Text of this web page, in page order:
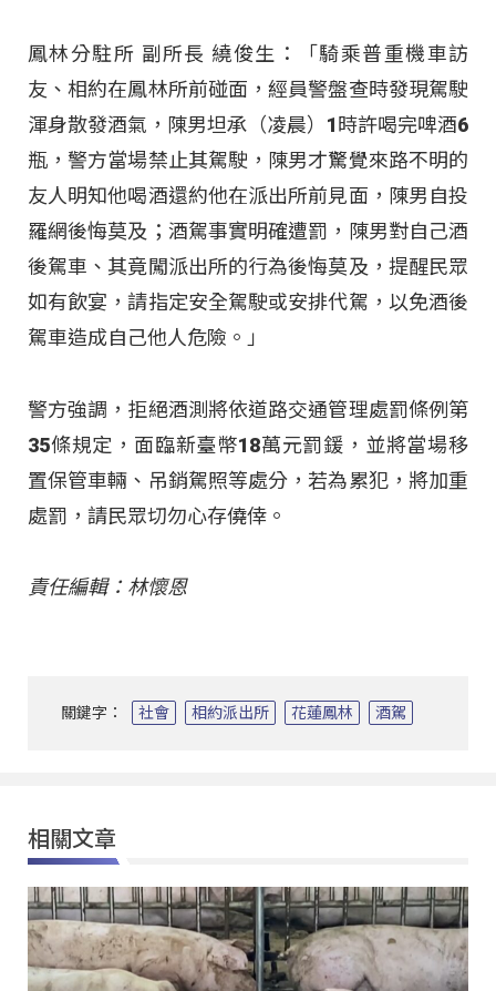
鳳林分駐所 副所長 繞俊生：「騎乘普重機車訪
友、相約在鳳林所前碰面，經員警盤查時發現駕駛
渾身散發酒氣，陳男坦承（凌晨）1時許喝完啤酒6
瓶，警方當場禁止其駕駛，陳男才驚覺來路不明的
友人明知他喝酒還約他在派出所前見面，陳男自投
羅網後悔莫及；酒駕事實明確遭罰，陳男對自己酒
後駕車、其竟闖派出所的行為後悔莫及，提醒民眾
如有飲宴，請指定安全駕駛或安排代駕，以免酒後
駕車造成自己他人危險。」
警方強調，拒絕酒測將依道路交通管理處罰條例第
35條規定，面臨新臺幣18萬元罰鍰，並將當場移
置保管車輛、吊銷駕照等處分，若為累犯，將加重
處罰，請民眾切勿心存僥倖。
責任編輯：林懷恩
關鍵字： 社會 相約派出所 花蓮鳳林 酒駕
相關文章